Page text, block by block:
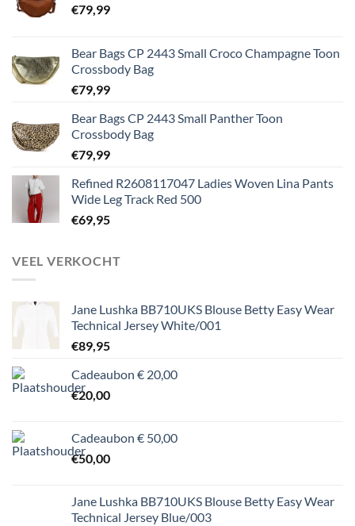
€79,99
Bear Bags CP 2443 Small Croco Champagne Toon
Crossbody Bag
€79,99
Bear Bags CP 2443 Small Panther Toon
Crossbody Bag
€79,99
Refined R2608117047 Ladies Woven Lina Pants
Wide Leg Track Red 500
€69,95
VEEL VERKOCHT
Jane Lushka BB710UKS Blouse Betty Easy Wear
Technical Jersey White/001
€89,95
Cadeaubon € 20,00
€20,00
Cadeaubon € 50,00
€50,00
Jane Lushka BB710UKS Blouse Betty Easy Wear
Technical Jersey Blue/003